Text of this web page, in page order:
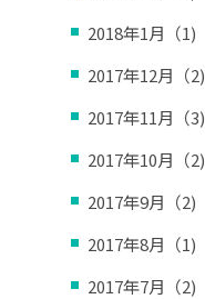
2018年1月（1)
2017年12月（2)
2017年11月（3)
2017年10月（2)
2017年9月（2)
2017年8月（1)
2017年7月（2)